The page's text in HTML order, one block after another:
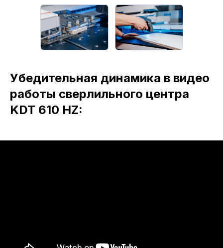
Убедительная динамика в видео
работы сверлильного центра
KDT 610 HZ: